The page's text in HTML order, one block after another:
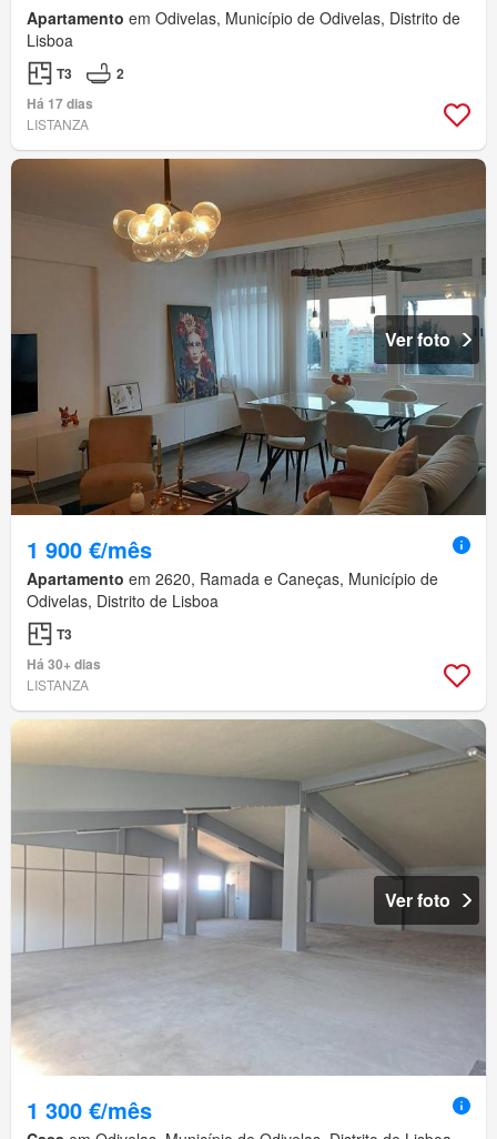
Apartamento em Odivelas, Município de Odivelas, Distrito de
Lisboa
T3
2
Há 17 dias
LISTANZA
Ver foto
1 900 €/mês
Apartamento em 2620, Ramada e Caneças, Município de
Odivelas, Distrito de Lisboa
T3
Há 30+ dias
LISTANZA
Ver foto
1 300 €/mês